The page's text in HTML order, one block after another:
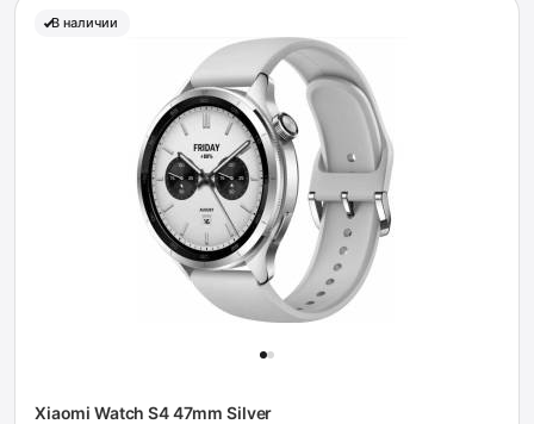
В наличии
Xiaomi Watch S4 47mm Silver